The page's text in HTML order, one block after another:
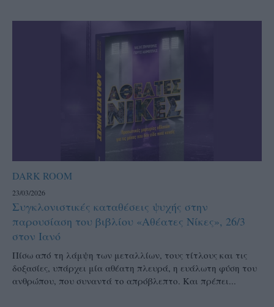
DARK ROOM
23/03/2026
Συγκλονιστικές καταθέσεις ψυχής στην
παρουσίαση του βιβλίου «Αθέατες Νίκες», 26/3
στον Ιανό
Πίσω από τη λάμψη των μεταλλίων, τους τίτλους και τις
δοξασίες, υπάρχει μία αθέατη πλευρά, η ευάλωτη φύση του
ανθρώπου, που συναντά το απρόβλεπτο. Και πρέπει...